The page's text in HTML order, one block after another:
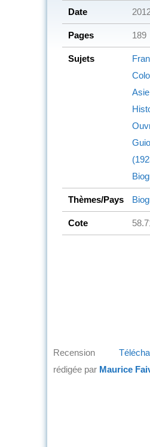
Date
Pages 189
Sujets
Asie
Thèmes/Pays
Cote
Recension
rédigée par Maurice